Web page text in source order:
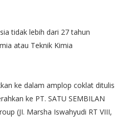
tidak lebih dari 27 tahun
atau Teknik Kimia
ke dalam amplop coklat ditulis
ke PT. SATU SEMBILAN
(JI. Marsha Iswahyudi RT VIII,